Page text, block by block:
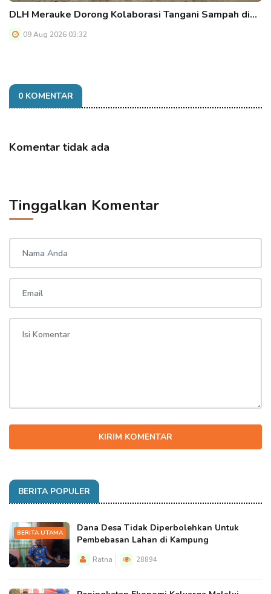
DLH Merauke Dorong Kolaborasi Tangani Sampah di…
09 Aug 2026 03:32
0 KOMENTAR
Komentar tidak ada
Tinggalkan Komentar
KIRIM KOMENTAR
BERITA POPULER
BERITA UTAMA
Dana Desa Tidak Diperbolehkan Untuk
Pembebasan Lahan di Kampung
Ratna 28894